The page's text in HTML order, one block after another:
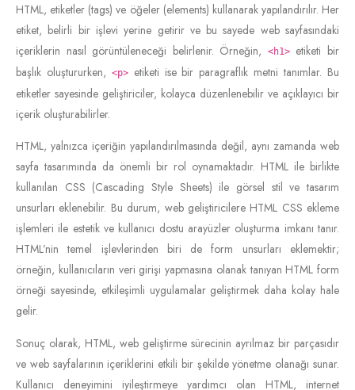
HTML, etiketler (tags) ve öğeler (elements) kullanarak yapılandırılır. Her
etiket, belirli bir işlevi yerine getirir ve bu sayede web sayfasındaki
içeriklerin nasıl görüntüleneceği belirlenir. Örneğin,
<h1>etiketi bir
başlık oluştururken, <p>etiketi ise bir paragraflık metni tanımlar. Bu
etiketler sayesinde geliştiriciler, kolayca düzenlenebilir ve açıklayıcı bir
içerik oluşturabilirler.
HTML, yalnızca içeriğin yapılandırılmasında değil, aynı zamanda web
sayfa tasarımında da önemli bir rol oynamaktadır. HTML ile birlikte
kullanılan CSS (Cascading Style Sheets) ile görsel stil ve tasarım
unsurları eklenebilir. Bu durum, web geliştiricilere HTML CSS ekleme
işlemleri ile estetik ve kullanıcı dostu arayüzler oluşturma imkanı tanır.
HTML’nin temel işlevlerinden biri de form unsurları eklemektir;
örneğin, kullanıcıların veri girişi yapmasına olanak tanıyan HTML form
örneği sayesinde, etkileşimli uygulamalar geliştirmek daha kolay hale
gelir.
Sonuç olarak, HTML, web geliştirme sürecinin ayrılmaz bir parçasıdır
ve web sayfalarının içeriklerini etkili bir şekilde yönetme olanağı sunar.
Kullanıcı deneyimini iyileştirmeye yardımcı olan HTML, internet